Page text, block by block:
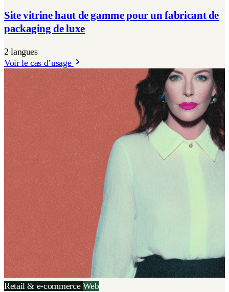
Site vitrine haut de gamme pour un fabricant de
packaging de luxe
2 langues
Voir le cas d’usage
Retail & e-commerce Web